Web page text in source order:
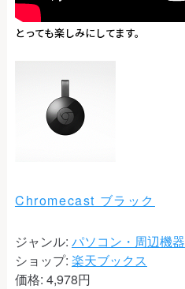
とっても楽しみにしてます。
Chromecast ブラック
ジャンル: パソコン・周辺機器
ショップ: 楽天ブックス
価格: 4,978円